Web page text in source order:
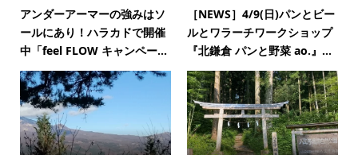
アンダーアーマーの強みはソ
ールにあり！ハラカドで開催
中「feel FLOW キャンペー...
［NEWS］4/9(日)パンとビー
ルとワラーチワークショップ
『北鎌倉 パンと野菜 ao.』...